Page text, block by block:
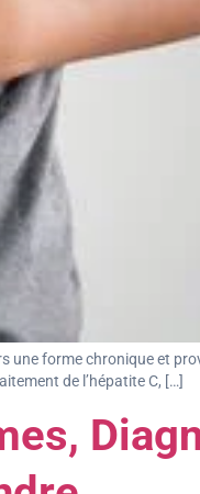
une forme chronique et
de l’hépatite C, […]